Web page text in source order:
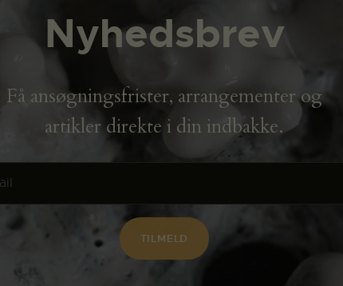
Nyhedsbrev
Få ansøgningsfrister, arrangementer og
artikler direkte i din indbakke.